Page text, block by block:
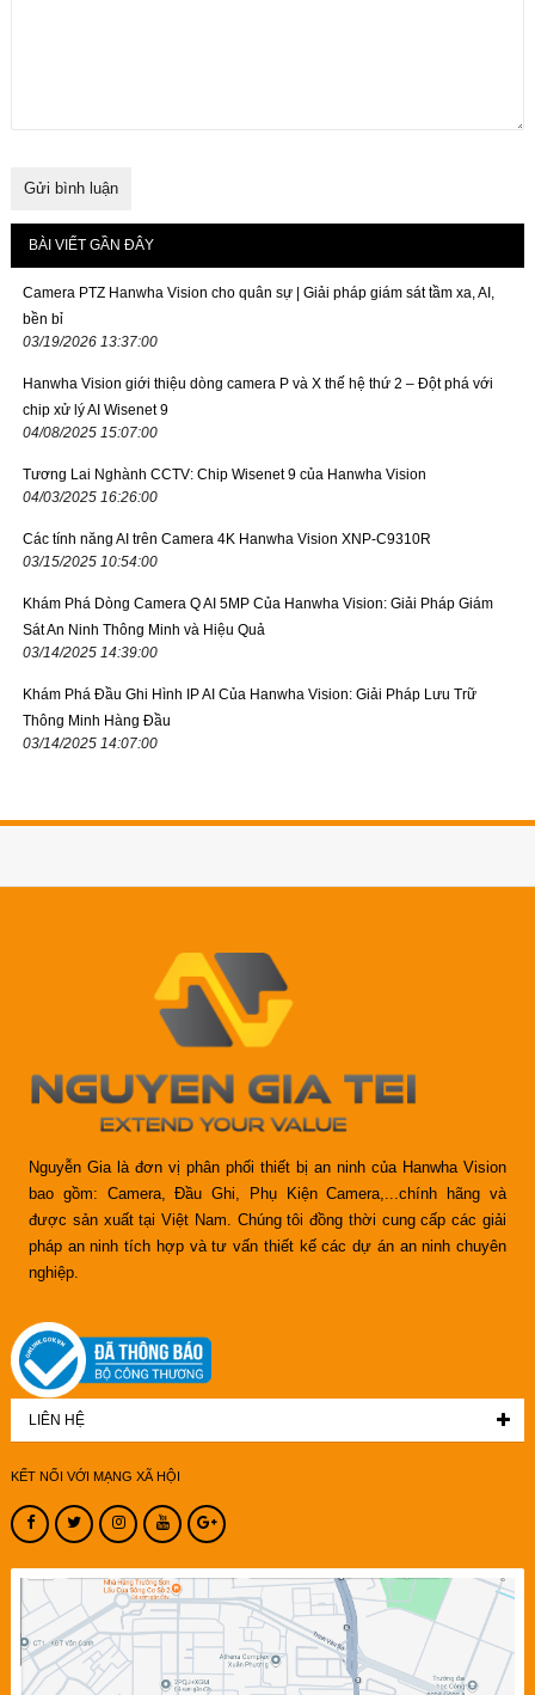
BÀI VIẾT GẦN ĐÂY
Camera PTZ Hanwha Vision cho quân sự | Giải pháp giám sát tầm xa, AI,
bền bỉ
03/19/2026 13:37:00
Hanwha Vision giới thiệu dòng camera P và X thế hệ thứ 2 – Đột phá với
chip xử lý AI Wisenet 9
04/08/2025 15:07:00
Tương Lai Nghành CCTV: Chip Wisenet 9 của Hanwha Vision
04/03/2025 16:26:00
Các tính năng AI trên Camera 4K Hanwha Vision XNP-C9310R
03/15/2025 10:54:00
Khám Phá Dòng Camera Q AI 5MP Của Hanwha Vision: Giải Pháp Giám
Sát An Ninh Thông Minh và Hiệu Quả
03/14/2025 14:39:00
Khám Phá Đầu Ghi Hình IP AI Của Hanwha Vision: Giải Pháp Lưu Trữ
Thông Minh Hàng Đầu
03/14/2025 14:07:00
Nguyễn Gia là đơn vị phân phối thiết bị an ninh của Hanwha Vision
bao gồm: Camera, Đầu Ghi, Phụ Kiện Camera,...chính hãng và
được sản xuất tại Việt Nam. Chúng tôi đồng thời cung cấp các giải
pháp an ninh tích hợp và tư vấn thiết kế các dự án an ninh chuyên
nghiệp.
LIÊN HỆ
KẾT NỐI VỚI MẠNG XÃ HỘI